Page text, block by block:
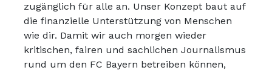
zugänglich für alle an. Unser Konzept baut auf
die finanzielle Unterstützung von Menschen
wie dir. Damit wir auch morgen wieder
kritischen, fairen und sachlichen Journalismus
rund um den FC Bayern betreiben können,